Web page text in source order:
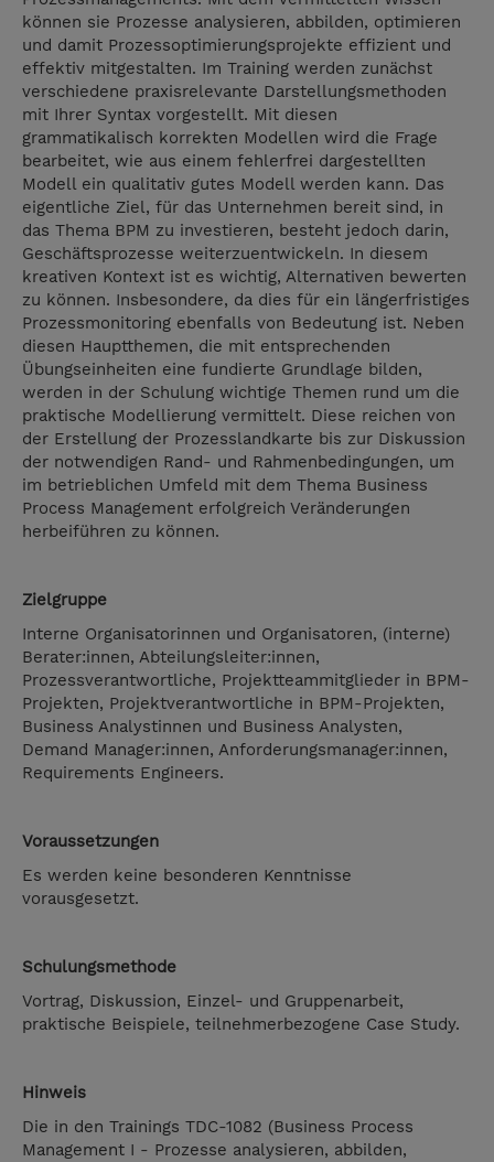
können sie Prozesse analysieren, abbilden, optimieren
und damit Prozessoptimierungsprojekte effizient und
effektiv mitgestalten. Im Training werden zunächst
verschiedene praxisrelevante Darstellungsmethoden
mit Ihrer Syntax vorgestellt. Mit diesen
grammatikalisch korrekten Modellen wird die Frage
bearbeitet, wie aus einem fehlerfrei dargestellten
Modell ein qualitativ gutes Modell werden kann. Das
eigentliche Ziel, für das Unternehmen bereit sind, in
das Thema BPM zu investieren, besteht jedoch darin,
Geschäftsprozesse weiterzuentwickeln. In diesem
kreativen Kontext ist es wichtig, Alternativen bewerten
zu können. Insbesondere, da dies für ein längerfristiges
Prozessmonitoring ebenfalls von Bedeutung ist. Neben
diesen Hauptthemen, die mit entsprechenden
Übungseinheiten eine fundierte Grundlage bilden,
werden in der Schulung wichtige Themen rund um die
praktische Modellierung vermittelt. Diese reichen von
der Erstellung der Prozesslandkarte bis zur Diskussion
der notwendigen Rand- und Rahmenbedingungen, um
im betrieblichen Umfeld mit dem Thema Business
Process Management erfolgreich Veränderungen
herbeiführen zu können.
Zielgruppe
Interne Organisatorinnen und Organisatoren, (interne)
Berater:innen, Abteilungsleiter:innen,
Prozessverantwortliche, Projektteammitglieder in BPM-
Projekten, Projektverantwortliche in BPM-Projekten,
Business Analystinnen und Business Analysten,
Demand Manager:innen, Anforderungsmanager:innen,
Requirements Engineers.
Voraussetzungen
Es werden keine besonderen Kenntnisse
vorausgesetzt.
Schulungsmethode
Vortrag, Diskussion, Einzel- und Gruppenarbeit,
praktische Beispiele, teilnehmerbezogene Case Study.
Hinweis
Die in den Trainings TDC-1082 (Business Process
Management I - Prozesse analysieren, abbilden,